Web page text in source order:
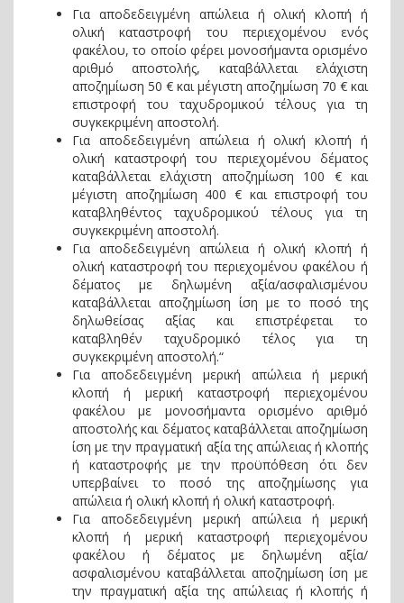
Για αποδεδειγμένη απώλεια ή ολική κλοπή ή
ολική καταστροφή του περιεχομένου ενός
φακέλου, το οποίο φέρει μονοσήμαντα ορισμένο
αριθμό αποστολής, καταβάλλεται ελάχιστη
αποζημίωση 50 € και μέγιστη αποζημίωση 70 € και
επιστροφή του ταχυδρομικού τέλους για τη
συγκεκριμένη αποστολή.
Για αποδεδειγμένη απώλεια ή ολική κλοπή ή
ολική καταστροφή του περιεχομένου δέματος
καταβάλλεται ελάχιστη αποζημίωση 100 € και
μέγιστη αποζημίωση 400 € και επιστροφή του
καταβληθέντος ταχυδρομικού τέλους για τη
συγκεκριμένη αποστολή.
Για αποδεδειγμένη απώλεια ή ολική κλοπή ή
ολική καταστροφή του περιεχομένου φακέλου ή
δέματος με δηλωμένη αξία/ασφαλισμένου
καταβάλλεται αποζημίωση ίση με το ποσό της
δηλωθείσας αξίας και επιστρέφεται το
καταβληθέν ταχυδρομικό τέλος για τη
συγκεκριμένη αποστολή.“
Για αποδεδειγμένη μερική απώλεια ή μερική
κλοπή ή μερική καταστροφή περιεχομένου
φακέλου με μονοσήμαντα ορισμένο αριθμό
αποστολής και δέματος καταβάλλεται αποζημίωση
ίση με την πραγματική αξία της απώλειας ή κλοπής
ή καταστροφής με την προϋπόθεση ότι δεν
υπερβαίνει το ποσό της αποζημίωσης για
απώλεια ή ολική κλοπή ή ολική καταστροφή.
Για αποδεδειγμένη μερική απώλεια ή μερική
κλοπή ή μερική καταστροφή περιεχομένου
φακέλου ή δέματος με δηλωμένη αξία/
ασφαλισμένου καταβάλλεται αποζημίωση ίση με
την πραγματική αξία της απώλειας ή κλοπής ή